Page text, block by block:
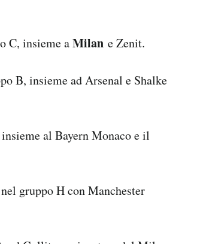
C, insieme aMilan e Zenit.
B, insieme ad Arsenal e Shalke
al Bayern Monaco e il
gruppo H con Manchester